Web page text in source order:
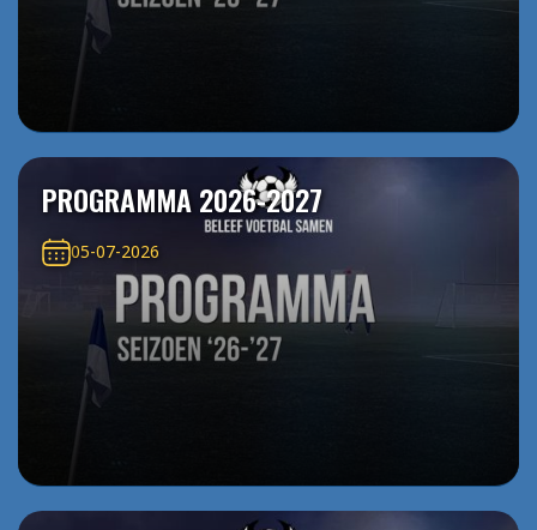
PROGRAMMA 2026-2027
05-07-2026